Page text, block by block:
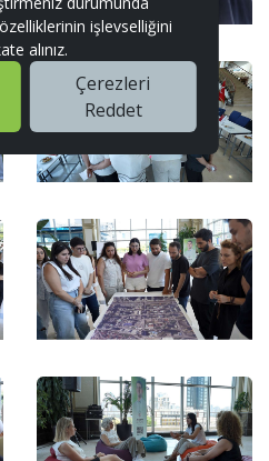
işlevselliğini
alınız.
Çerezleri
Reddet